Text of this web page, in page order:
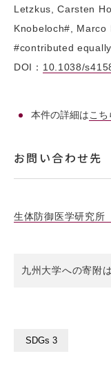
Letzkus, Carsten
Knobeloch#,
#contributed
DOI： 10.1038/
本件の詳細はこち
お問い合わせ先
生体防御医学研究
九州大学への寄附
SDGs 3